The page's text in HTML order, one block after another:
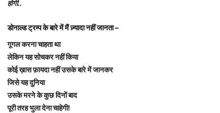
होगी..
डोनाल्ड ट्रम्प के बारे में मैं ज़्यादा नहीं जानता –
गूगल करना चाहता था
लेकिन यह सोचकर नहीं किया
कोई ख़ास फ़ायदा नहीं उसके बारे में जानकर
जिसे यह दुनिया
उसके मरने के कुछ दिनों बाद
पूरी तरह भुला देना चाहेगी!